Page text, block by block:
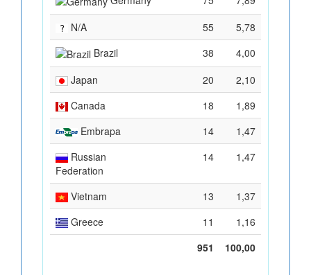
N/A
55
5,78
Brazil
38
4,00
Japan
20
2,10
Canada
18
1,89
Embrapa
14
1,47
Russian
Federation
14 1,47
Vietnam 13
1,37
Greece
11
1,16
951
100,00